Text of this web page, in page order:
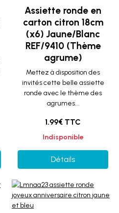
Assiette ronde en
carton citron 18cm
(x6) Jaune/Blanc
REF/9410 (Thème
agrume)
Mettez à disposition des
invités cette belle assiette
ronde avec le thème des
agrumes...
1.99€ TTC
Indisponible
Détails